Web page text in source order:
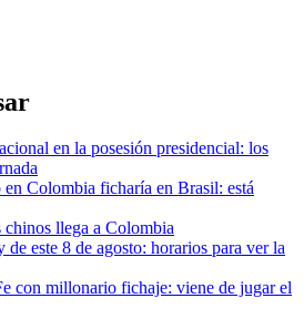
en la posesión presidencial: los
Colombia ficharía en Brasil: está
llega a Colombia
este 8 de agosto: horarios para ver la
con millonario fichaje: viene de jugar el